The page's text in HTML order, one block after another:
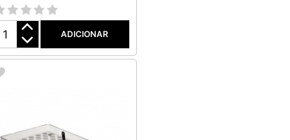
ADICIONAR